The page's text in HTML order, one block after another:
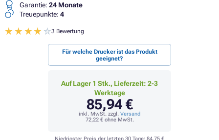
Garantie: 24 Monate
Treuepunkte: 4
3 Bewertung
Für welche Drucker ist das Produkt
geeignet?
Auf Lager 1 Stk., Lieferzeit: 2-3
Werktage
85,94 €
inkl. MwSt. zzgl. Versand
72,22 €ohne MwSt.